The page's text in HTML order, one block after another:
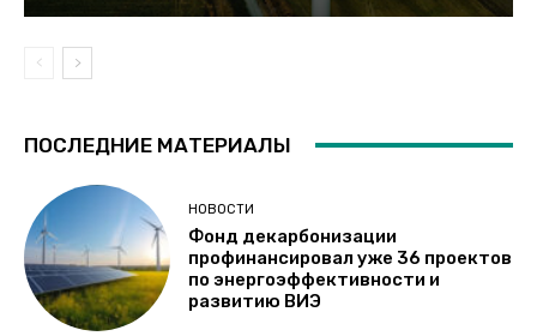
ПОСЛЕДНИЕ МАТЕРИАЛЫ
НОВОСТИ
Фонд декарбонизации
профинансировал уже 36 проектов
по энергоэффективности и
развитию ВИЭ